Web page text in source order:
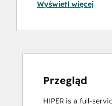
HubSpot
HubSpot
Wyświetl więcej
Przegląd
HIPER is a full-